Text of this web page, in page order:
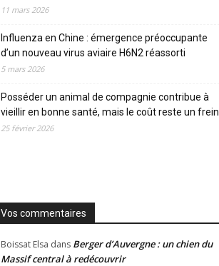
11 mars 2026
Influenza en Chine : émergence préoccupante
d’un nouveau virus aviaire H6N2 réassorti
5 mars 2026
Posséder un animal de compagnie contribue à
vieillir en bonne santé, mais le coût reste un frein
25 février 2026
Vos commentaires
Boissat Elsa dans Berger d’Auvergne : un chien du
Massif central à redécouvrir